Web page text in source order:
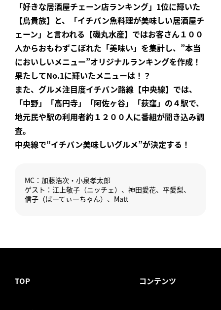
「好きな居酒屋チェーン店ランキング」1位に輝いた
【鳥貴族】と、「イチバン魚料理が美味しい居酒屋チ
ェーン」と言われる【磯丸水産】ではお客さん１００
人からおもわずこぼれた「美味い」を集計し、”本当
においしいメニュー”オリジナルランキングを作成！
果たしてNo.1に輝いたメニューは！？
また、グルメ注目度イチバン路線【中央線】では、
「中野」「高円寺」「阿佐ヶ谷」「荻窪」の４駅で、
地元民や駅の利用者約１２００人に番組が聞き込み調
査。
中央線で“イチバン美味しいグルメ”が決定する！
MC：加藤浩次・小泉孝太郎
ゲスト：江上敬子（ニッチェ）、神田愛花、平愛梨、
信子（ぱーてぃーちゃん）、Matt
TOP コンテンツ